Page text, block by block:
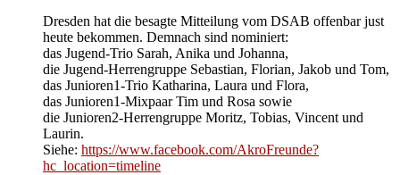
Dresden hat die besagte Mitteilung vom DSAB offenbar just
heute bekommen. Demnach sind nominiert:
das Jugend-Trio Sarah, Anika und Johanna,
die Jugend-Herrengruppe Sebastian, Florian, Jakob und Tom,
das Junioren1-Trio Katharina, Laura und Flora,
das Junioren1-Mixpaar Tim und Rosa sowie
die Junioren2-Herrengruppe Moritz, Tobias, Vincent und
Laurin.
Siehe: https://www.facebook.com/AkroFreunde?
hc_location=timeline